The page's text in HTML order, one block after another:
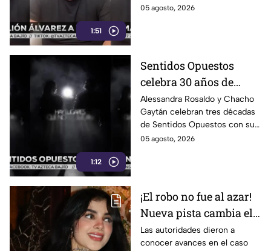
1:51
tradicional con temas
05 agosto, 2026
1:12
Sentidos Opuestos
celebra 30 años de
música con show en
Auditorio Nacional
Alessandra Rosaldo y Chacho
Gaytán celebran tres décadas
de Sentidos Opuestos con su
gira y show en el Auditorio
05 agosto, 2026
¡El robo no fue al azar!
Nueva pista cambia el
caso de Karely Ruiz;
hay un detenido
Las autoridades dieron a
conocer avances en el caso